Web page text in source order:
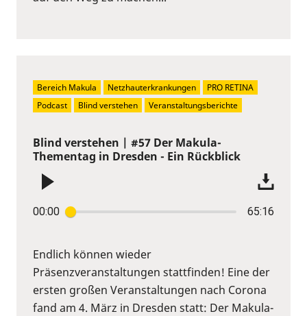
Blind verstehen | #57 Der Makula-
Thementag in Dresden - Ein Rückblick
00:00 65:16
Endlich können wieder
Präsenzveranstaltungen stattfinden! Eine der
ersten großen Veranstaltungen nach Corona
fand am 4. März in Dresden statt: Der Makula-
Bereich Makula Netzhauterkrankungen
PRO RETINA
Podcast
Blind verstehen Veranstaltungsberichte